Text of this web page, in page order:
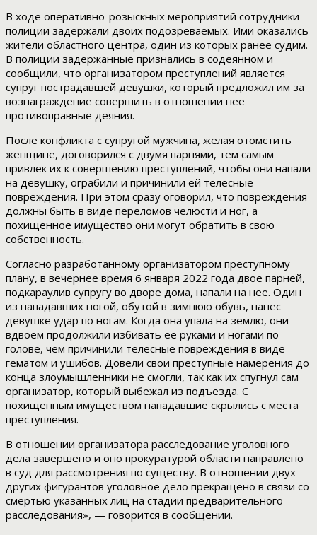
В ходе оперативно-розыскных мероприятий сотрудники
полиции задержали двоих подозреваемых. Ими оказались
жители областного центра, один из которых ранее судим.
В полиции задержанные признались в содеянном и
сообщили, что организатором преступлений является
супруг пострадавшей девушки, который предложил им за
вознаграждение совершить в отношении нее
противоправные деяния.
После конфликта с супругой мужчина, желая отомстить
женщине, договорился с двумя парнями, тем самым
привлек их к совершению преступлений, чтобы они напали
на девушку, ограбили и причинили ей телесные
повреждения. При этом сразу оговорил, что повреждения
должны быть в виде переломов челюсти и ног, а
похищенное имущество они могут обратить в свою
собственность.
Согласно разработанному организатором преступному
плану, в вечернее время 6 января 2022 года двое парней,
подкараулив супругу во дворе дома, напали на нее. Один
из нападавших ногой, обутой в зимнюю обувь, нанес
девушке удар по ногам. Когда она упала на землю, они
вдвоем продолжили избивать ее руками и ногами по
голове, чем причинили телесные повреждения в виде
гематом и ушибов. Довели свои преступные намерения до
конца злоумышленники не смогли, так как их спугнул сам
организатор, который выбежал из подъезда. С
похищенным имуществом нападавшие скрылись с места
преступления.
В отношении организатора расследование уголовного
дела завершено и оно прокуратурой области направлено
в суд для рассмотрения по существу. В отношении двух
других фигурантов уголовное дело прекращено в связи со
смертью указанных лиц на стадии предварительного
расследования», — говорится в сообщении.